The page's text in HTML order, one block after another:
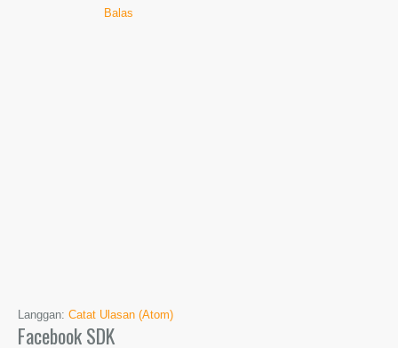
Balas
Langgan: Catat Ulasan (Atom)
Facebook SDK